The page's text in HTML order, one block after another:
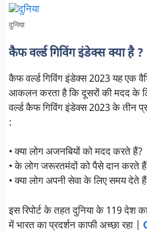
दुनिया
कैफ वर्ल्ड गिविंग इंडेक्स क्या है ?
कैफ वर्ल्ड गिविंग इंडेक्स 2023 यह एक
आकलन करता है कि दूसरों की मदद के
वर्ल्ड कैफ गिविंग इंडेक्स 2023 के तीन
:
• क्या लोग अजनबियों को मदद करते हैं?
• के लोग जरूरतमंदों को पैसे दान करते
• क्या लोग अपनी सेवा के लिए समय देते
इस रिपोर्ट के तहत दुनिया के 119 देश
में भारत का प्रदर्शन काफी अच्छा रहा |